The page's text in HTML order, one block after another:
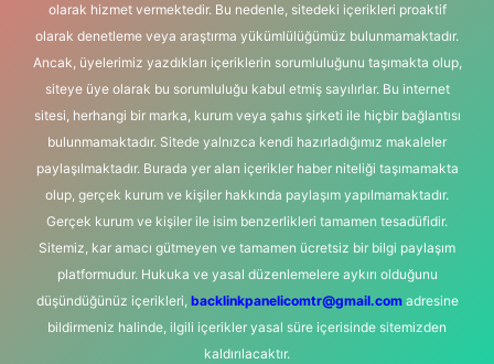
olarak hizmet vermektedir. Bu nedenle, sitedeki içerikleri proaktif
olarak denetleme veya araştırma yükümlülüğümüz bulunmamaktadır.
Ancak, üyelerimiz yazdıkları içeriklerin sorumluluğunu taşımakta olup,
siteye üye olarak bu sorumluluğu kabul etmiş sayılırlar. Bu internet
sitesi, herhangi bir marka, kurum veya şahıs şirketi ile hiçbir bağlantısı
bulunmamaktadır. Sitede yalnızca kendi hazırladığımız makaleler
paylaşılmaktadır. Burada yer alan içerikler haber niteliği taşımamakta
olup, gerçek kurum ve kişiler hakkında paylaşım yapılmamaktadır.
Gerçek kurum ve kişiler ile isim benzerlikleri tamamen tesadüfidir.
Sitemiz, kar amacı gütmeyen ve tamamen ücretsiz bir bilgi paylaşım
platformudur. Hukuka ve yasal düzenlemelere aykırı olduğunu
düşündüğünüz içerikleri, backlinkpanelicomtr@gmail.comadresine
bildirmeniz halinde, ilgili içerikler yasal süre içerisinde sitemizden
kaldırılacaktır.